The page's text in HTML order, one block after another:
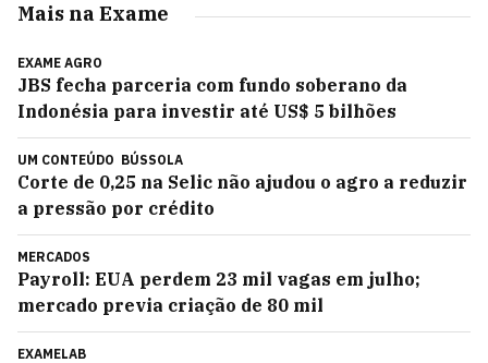
Mais na Exame
EXAME AGRO
JBS fecha parceria com fundo soberano da
Indonésia para investir até US$ 5 bilhões
UM CONTEÚDO BÚSSOLA
Corte de 0,25 na Selic não ajudou o agro a reduzir
a pressão por crédito
MERCADOS
Payroll: EUA perdem 23 mil vagas em julho;
mercado previa criação de 80 mil
EXAMELAB